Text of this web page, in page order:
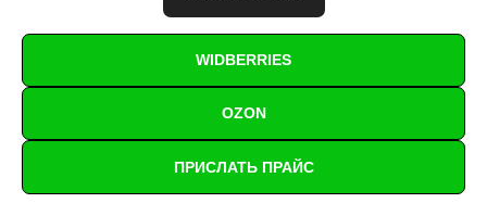
WIDBERRIES
OZON
ПРИСЛАТЬ ПРАЙС